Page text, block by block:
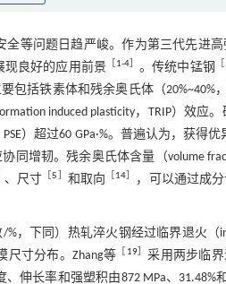
等问题日趋严峻。作为第三代先进高
现良好的应用前景［ 1-4］ 。传统中锰钢
包括铁素体和残余奥氏体（
induced plasticity，TRIP）效应
）超过60 GPa·%。普遍认为，获
同增韧。残余奥氏体含量（volume
、尺寸 ［5 和取向 14 ，可以通过成
/%，下同）热轧淬火钢经过临界退火
尺寸分布。Zhang等
19］ 采用两步临界
长率和强塑积由872 MPa、31.48%和